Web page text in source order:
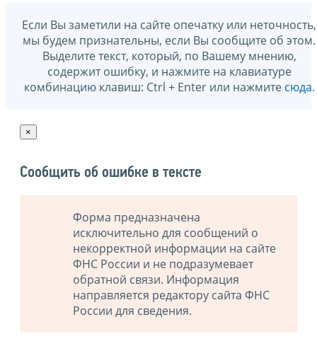
Если Вы заметили на сайте опечатку или неточность,
мы будем признательны, если Вы сообщите об этом.
Выделите текст, который, по Вашему мнению,
содержит ошибку, и нажмите на клавиатуре
комбинацию клавиш: Ctrl + Enter или нажмите сюда.
×
Сообщить об ошибке в тексте
Форма предназначена
исключительно для сообщений о
некорректной информации на сайте
ФНС России и не подразумевает
обратной связи. Информация
направляется редактору сайта ФНС
России для сведения.